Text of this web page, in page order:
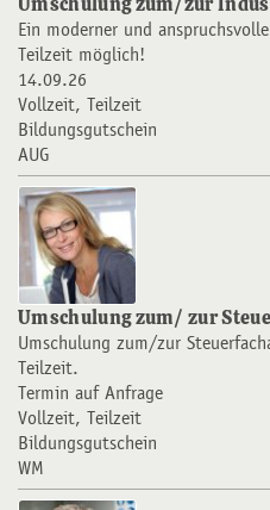
Ein moderner und
Teilzeit möglich!
14.09.26
Vollzeit, Teilzeit
Bildungsgutschein
AUG
Umschulung zum/ zur
Umschulung zum/zur
Teilzeit.
Termin auf Anfrage
Vollzeit, Teilzeit
Bildungsgutschein
WM